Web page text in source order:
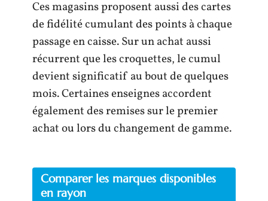
Ces magasins proposent aussi des cartes
de fidélité cumulant des points à chaque
passage en caisse. Sur un achat aussi
récurrent que les croquettes, le cumul
devient significatif au bout de quelques
mois. Certaines enseignes accordent
également des remises sur le premier
achat ou lors du changement de gamme.
Comparer les marques disponibles
en rayon